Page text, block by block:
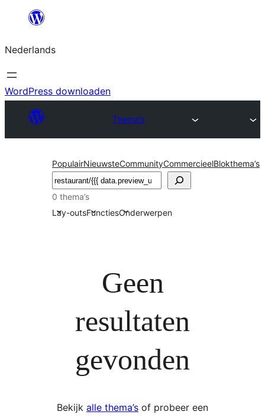
de
inhoud
Nederlands
WordPress downloaden
Thema’s
PopulairNieuwsteCommunityCommercieelBlokthema’s
Zoeken
0 thema’s
Lay-outsFunctiesOnderwerpen
Geen
resultaten
gevonden
Bekijk alle thema’s of probeer een